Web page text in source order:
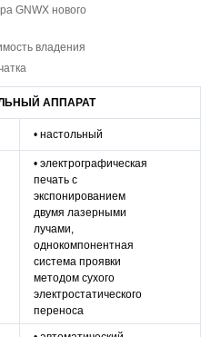
GNWX нового
владения
АППАРАТ
• настольный
• электрографическая
печать с
экспонированием
двумя лазерными
лучами,
однокомпонентная
система проявки
методом сухого
электростатического
переноса